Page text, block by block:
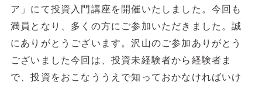
ア」にて投資入門講座を開催いたしました。今回も
満員となり、多くの方にご参加いただきました。誠
にありがとうございます。沢山のご参加ありがとう
ございました今回は、投資未経験者から経験者ま
で、投資をおこなううえで知っておかなければいけ